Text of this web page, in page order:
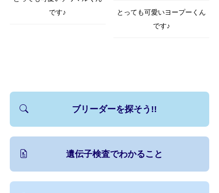
です♪
とっても可愛いヨープーくん
です♪
ブリーダーを探そう!!
遺伝子検査でわかること